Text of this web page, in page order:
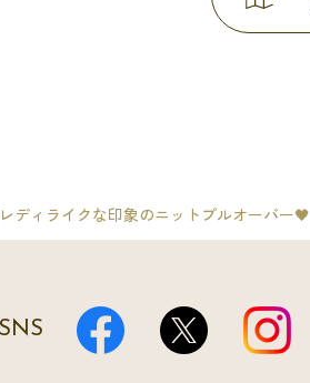
ディライクな印象のニットプルオーバー🖤